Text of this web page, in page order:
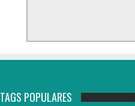
TAGS POPULARES